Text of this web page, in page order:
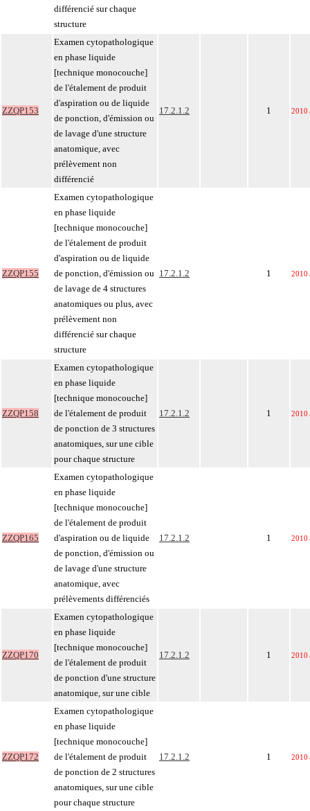
différencié sur chaque
structure
ZZQP153
Examen cytopathologique
en phase liquide
[technique monocouche]
de l'étalement de produit
d'aspiration ou de liquide
de ponction, d'émission ou
de lavage d'une structure
anatomique, avec
prélèvement non
différencié
17.2.1.2 1 2010
ZZQP155
Examen cytopathologique
en phase liquide
[technique monocouche]
de l'étalement de produit
d'aspiration ou de liquide
de ponction, d'émission ou
de lavage de 4 structures
anatomiques ou plus, avec
prélèvement non
différencié sur chaque
structure
17.2.1.2 1 2010
ZZQP158
Examen cytopathologique
en phase liquide
[technique monocouche]
de l'étalement de produit
de ponction de 3 structures
anatomiques, sur une cible
pour chaque structure
17.2.1.2 1 2010
ZZQP165
Examen cytopathologique
en phase liquide
[technique monocouche]
de l'étalement de produit
d'aspiration ou de liquide
de ponction, d'émission ou
de lavage d'une structure
anatomique, avec
prélèvements différenciés
17.2.1.2 1 2010
ZZQP170
Examen cytopathologique
en phase liquide
[technique monocouche]
de l'étalement de produit
de ponction d'une structure
anatomique, sur une cible
17.2.1.2 1 2010
ZZQP172
Examen cytopathologique
en phase liquide
[technique monocouche]
de l'étalement de produit
de ponction de 2 structures
anatomiques, sur une cible
pour chaque structure
17.2.1.2 1 2010